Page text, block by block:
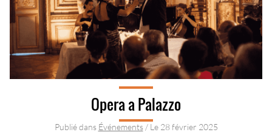
Opera a Palazzo
Publié dans Événements / Le 28 février 2025